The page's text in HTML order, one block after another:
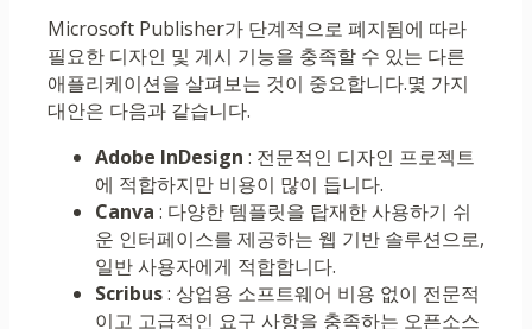
Microsoft Publisher가 단계적으로 폐지됨에 따라
필요한 디자인 및 게시 기능을 충족할 수 있는 다른
애플리케이션을 살펴보는 것이 중요합니다.몇 가지
대안은 다음과 같습니다.
Adobe InDesign : 전문적인 디자인 프로젝트
에 적합하지만 비용이 많이 듭니다.
Canva : 다양한 템플릿을 탑재한 사용하기 쉬
운 인터페이스를 제공하는 웹 기반 솔루션으로,
일반 사용자에게 적합합니다.
Scribus: 상업용 소프트웨어 비용 없이 전문적
이고 고급적인 요구 사항을 충족하는 오픈소스